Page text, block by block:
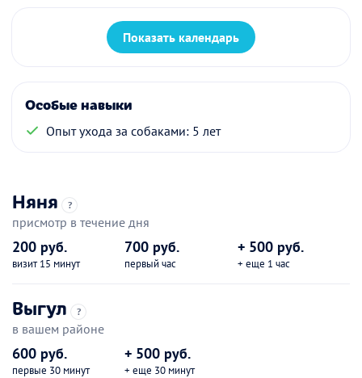
Показать календарь
Особые навыки
Опыт ухода за собаками: 5 лет
Няня ?
присмотр в течение дня
200 руб.
визит 15 минут
700 руб.
первый час
+ 500 руб.
+ еще 1 час
Выгул ?
в вашем районе
600 руб.
первые 30 минут
+ 500 руб.
+ еще 30 минут